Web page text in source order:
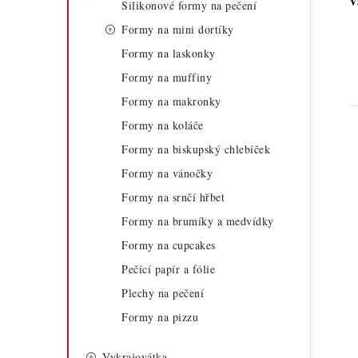
Silikonové formy na pečení
Formy na mini dortíky
Formy na laskonky
Formy na muffiny
Formy na makronky
Formy na koláče
Formy na biskupský chlebíček
Formy na vánočky
Formy na srnčí hřbet
Formy na brumíky a medvídky
Formy na cupcakes
Pečící papír a fólie
Plechy na pečení
Formy na pizzu